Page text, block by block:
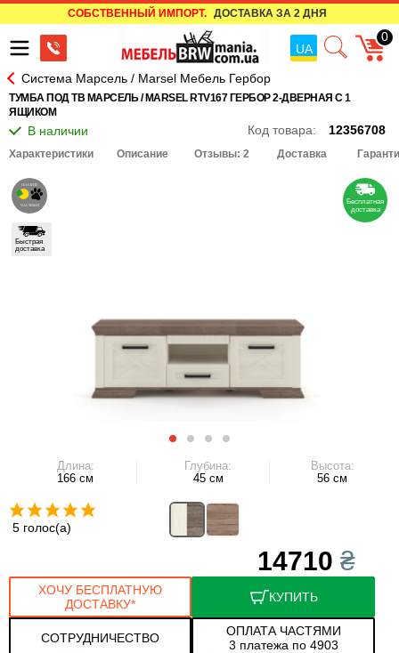
СОБСТВЕННЫЙ ИМПОРТ. ДОСТАВКА ЗА 2 ДНЯ
UA
0
Система Марсель / Marsel Мебель Гербор
ТУМБА ПОД ТВ МАРСЕЛЬ / MARSEL RTV167 ГЕРБОР 2-ДВЕРНАЯ С 1
ЯЩИКОМ
Код товара: 12356708
Характеристики Описание Отзывы: 2 Доставка
Длина:
166 см
Глубина:
45 см
Высота:
56 см
5 голос(а)
14710 ₴
КУПИТЬ
СОТРУДНИЧЕСТВО
ХОЧУ БЕСПЛАТНУЮ
ДОСТАВКУ*
ОПЛАТА ЧАСТЯМИ
3 платежа по 4903